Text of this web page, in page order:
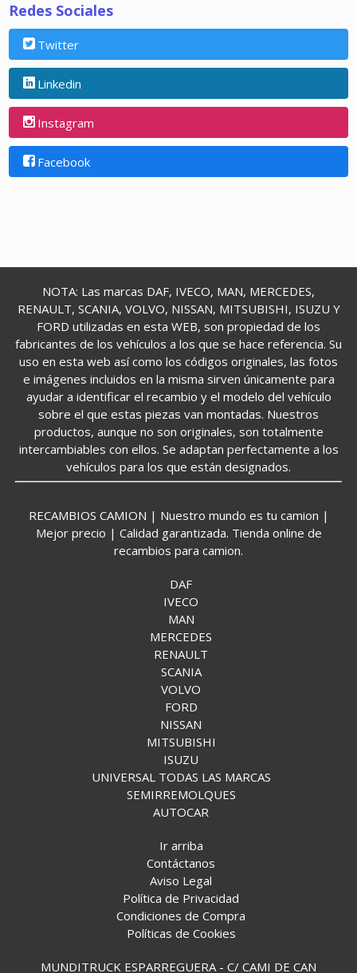
Redes Sociales
Twitter
Linkedin
Instagram
Facebook
NOTA: Las marcas DAF, IVECO, MAN, MERCEDES,
RENAULT, SCANIA, VOLVO, NISSAN, MITSUBISHI, ISUZU Y
FORD utilizadas en esta WEB, son propiedad de los
fabricantes de los vehículos a los que se hace referencia. Su
uso en esta web así como los códigos originales, las fotos
e imágenes incluidos en la misma sirven únicamente para
ayudar a identificar el recambio y el modelo del vehículo
sobre el que estas piezas van montadas. Nuestros
productos, aunque no son originales, son totalmente
intercambiables con ellos. Se adaptan perfectamente a los
vehículos para los que están designados.
RECAMBIOS CAMION | Nuestro mundo es tu camion |
Mejor precio | Calidad garantizada. Tienda online de
recambios para camion.
DAF
IVECO
MAN
MERCEDES
RENAULT
SCANIA
VOLVO
FORD
NISSAN
MITSUBISHI
ISUZU
UNIVERSAL TODAS LAS MARCAS
SEMIRREMOLQUES
AUTOCAR
Ir arriba
Contáctanos
Aviso Legal
Política de Privacidad
Condiciones de Compra
Políticas de Cookies
MUNDITRUCK ESPARREGUERA - C/ CAMI DE CAN